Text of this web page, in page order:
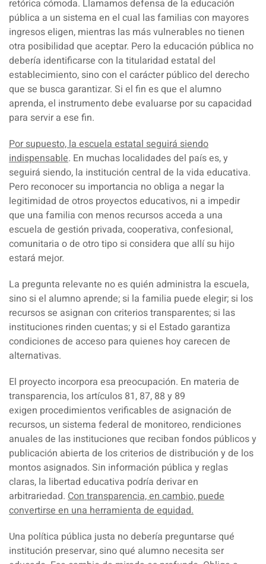
retórica cómoda. Llamamos defensa de la educación
pública a un sistema en el cual las familias con mayores
ingresos eligen, mientras las más vulnerables no tienen
otra posibilidad que aceptar. Pero la educación pública no
debería identificarse con la titularidad estatal del
establecimiento, sino con el carácter público del derecho
que se busca garantizar. Si el fin es que el alumno
aprenda,el instrumento debe evaluarse por su capacidad
para servir a ese fin.
Por supuesto, la escuela estatal seguirá siendo
indispensable. En muchas localidades del país es, y
seguirá siendo, la institución central de la vida educativa.
Pero reconocer su importancia no obliga a negar la
legitimidad de otros proyectos educativos, ni a impedir
que una familia con menos recursos acceda a una
escuela de gestión privada, cooperativa, confesional,
comunitaria o de otro tipo si considera que allí su hijo
estará mejor.
La pregunta relevante no es quién administra la escuela,
sino si el alumno aprende; si la familia puede elegir; si los
recursos se asignan con criterios transparentes; si las
instituciones rinden cuentas; y si el Estado garantiza
condiciones de acceso para quienes hoy carecen de
alternativas.
El proyecto incorpora esa preocupación. En materia de
transparencia, los artículos 81, 87, 88 y 89
exigen procedimientos verificables de asignación de
recursos, un sistema federal de monitoreo, rendiciones
anuales de las instituciones que reciban fondos públicos y
publicación abierta de los criterios de distribución y de los
montos asignados. Sin información pública y reglas
claras, la libertad educativa podría derivar en
arbitrariedad. Con transparencia, en cambio, puede
convertirse en una herramienta de equidad.
Una política pública justa no debería preguntarse qué
institución preservar, sino qué alumno necesita ser